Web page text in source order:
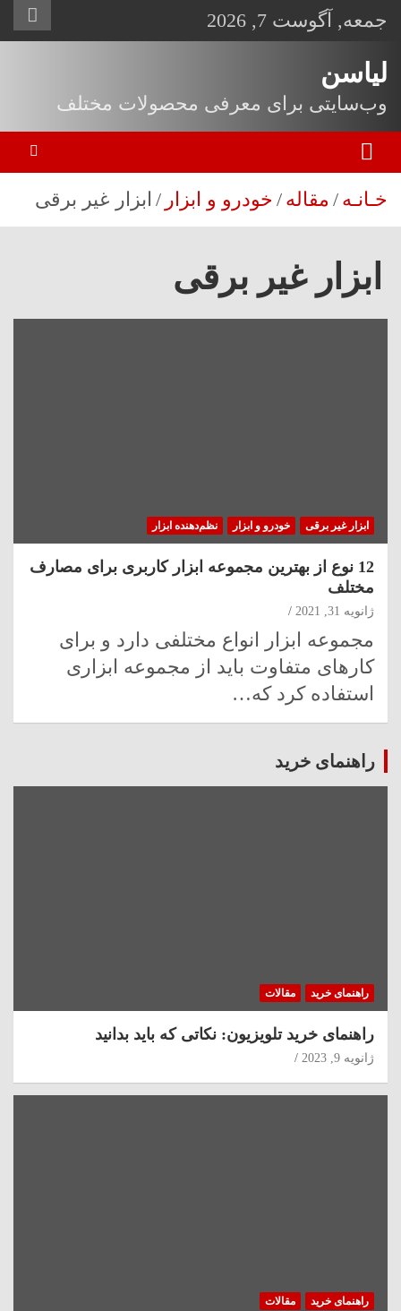
محتواجمعه, آگوست 7, 2026
لیاسن
وب‌سایتی برای معرفی محصولات مختلف
خـانـه مقاله خودرو و ابزار ابزار غیر برقی
ابزار غیر برقی
ابزار غیر برقی خودرو و ابزار نظم‌دهنده ابزار
12 نوع از بهترین مجموعه ابزار کاربری برای مصارف
مختلف
ژانویه 31, 2021
مجموعه ابزار انواع مختلفی دارد و برای
کارهای متفاوت باید از مجموعه ابزاری
استفاده کرد که…
راهنمای خرید
راهنمای خرید مقالات
راهنمای خرید تلویزیون: نکاتی که باید بدانید
ژانویه 9, 2023
راهنمای خرید مقالات